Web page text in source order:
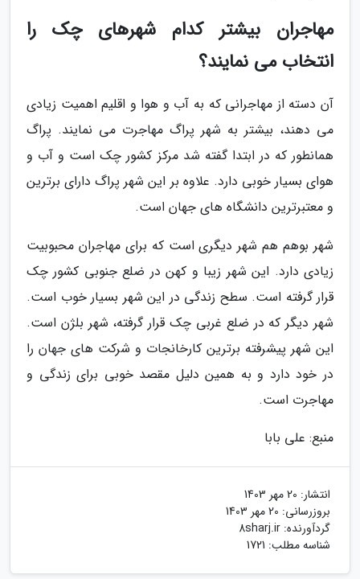
مهاجران بیشتر کدام شهرهای چک را
انتخاب می نمایند؟
آن دسته از مهاجرانی که به آب و هوا و اقلیم اهمیت زیادی
می دهند، بیشتر به شهر پراگ مهاجرت می نمایند. پراگ
همانطور که در ابتدا گفته شد مرکز کشور چک است و آب و
هوای بسیار خوبی دارد. علاوه بر این شهر پراگ دارای برترین
و معتبرترین دانشگاه های جهان است.
شهر بوهم هم شهر دیگری است که برای مهاجران محبوبیت
زیادی دارد. این شهر زیبا و کهن در ضلع جنوبی کشور چک
قرار گرفته است. سطح زندگی در این شهر بسیار خوب است.
شهر دیگر که در ضلع غربی چک قرار گرفته، شهر بلژن است.
این شهر پیشرفته برترین کارخانجات و شرکت های جهان را
در خود دارد و به همین دلیل مقصد خوبی برای زندگی و
مهاجرت است.
منبع: علی بابا
انتشار: 20 مهر 1403
بروزرسانی: 20 مهر 1403
گردآورنده: 8sharj.ir
شناسه مطلب: 1721